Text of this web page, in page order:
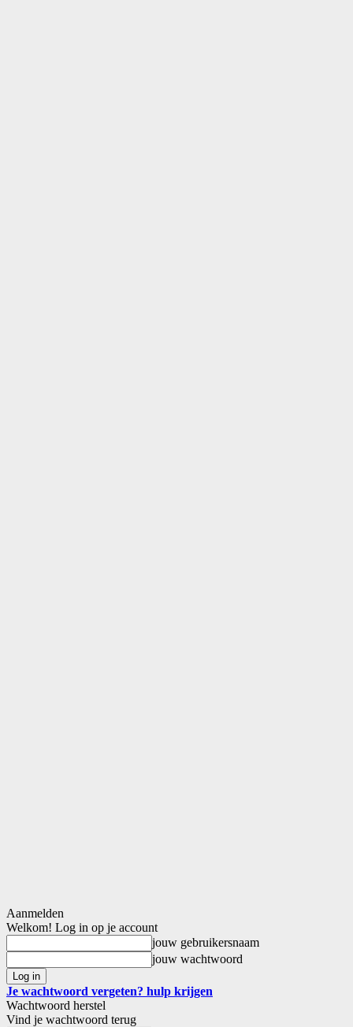
Aanmelden
Welkom! Log in op je account
jouw gebruikersnaam
jouw wachtwoord
Je wachtwoord vergeten? hulp krijgen
Wachtwoord herstel
Vind je wachtwoord terug